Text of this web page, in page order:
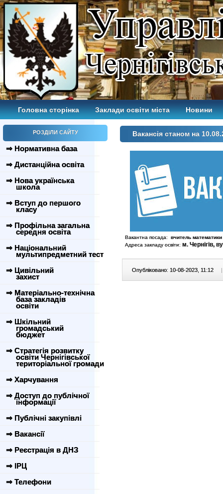
Головна сторінка Заклади освіти міста Новини
РОЗДІЛИ САЙТУ
⇒ Нормативна база
⇒ Дистанційна освіта
⇒ Нова українська
школа
⇒ Вступ до першого
класу
⇒ Профільна загальна
середня освіта
⇒ Національний
мультипредметний тест
⇒ Цивільний
захист
⇒ Матеріально-технічна
база закладів
освіти
⇒ Шкільний
громадський
бюджет
⇒ Стратегія розвитку
освіти Чернігівської
територіальної громади
⇒ Харчування
⇒ Доступ до публічної
інформації
⇒ Публічні закупівлі
⇒ Вакансії
⇒ Реєстрація в ДНЗ
⇒ ІРЦ
⇒ Телефони
Вакансія станом на
Вакантна посада: вчитель математики
Адреса закладу освіти: м. Чернігів,
Опубліковано: 10-08-2023, 11:12 |